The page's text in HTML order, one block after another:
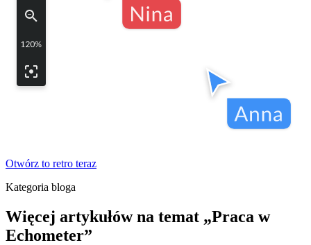
Otwórz to retro teraz
Kategoria bloga
Więcej artykułów na temat „Praca w
Echometer”